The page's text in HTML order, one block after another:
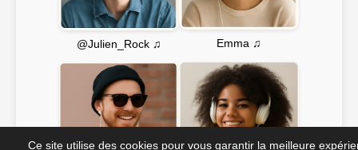
@Julien_Rock ♫ Emma ♫
Ce site utilise des cookies pour vous garantir la meilleure